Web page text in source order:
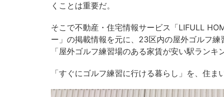
くことは重要だ。
そこで不動産・住宅情報サービス「LIFULL
ー」の掲載情報を元に、23区内の屋外ゴルフ
「屋外ゴルフ練習場のある家賃が安い駅ランキ
「すぐにゴルフ練習に行ける暮らし」を、住